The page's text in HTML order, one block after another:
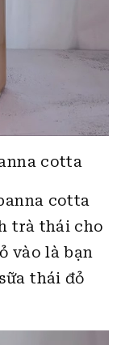
cotta
cotta
trà thái cho
vào là bạn
thái đỏ